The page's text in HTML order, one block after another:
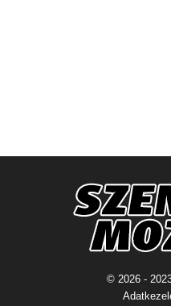
© 2026 -